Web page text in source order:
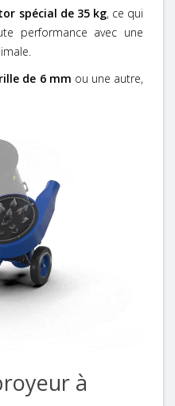
spécial de 35 kg, ce qui
performance avec une
de 6 mm ou une autre,
à